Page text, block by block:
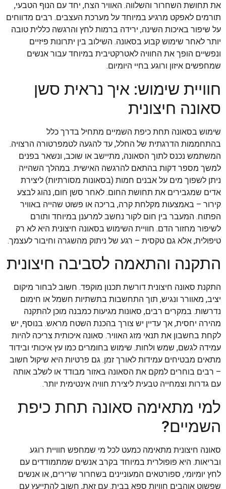
את תחושת השחרור והשלווה. האוויר הצח, יחד עם הנוף הטבעי,
תורמים לאפקט מרגיע במיוחד על מערכת העצבים. רבים מדווחים
על שיפור באיכות השינה, ירידה ברמות לחץ והרגשה כללית טובה
יותר לאחר שימוש קבוע בסאונה. השילוב בין יתרונות פיזיים
ונפשיים הופך את החוויה לאטרקטיבית במיוחד עבור אנשים
שמחפשים איזון ורוגע בחיי היומיום.
חוויית שימוש: איך נראית סשן
סאונה חיצונית
שימוש בסאונה תחת כיפת השמיים מתחיל בדרך כלל
בהתחממות הדרגתית של החלל, עד להגעה לטמפרטורה הרצויה.
המשתמש נכנס לתוך הסאונה, מתיישב או שוכב, ונשאר בפנים
למשך מספר דקות בהתאם להרגשה האישית. במהלך השהייה
ניתן לשפוך מים על אבנים חמות (בסאונות מסורתיות) ליצירת
אדים שמגבירים את תחושת החום. לאחר סשן חום, נהוג לבצע
קירור – באמצעות מקלחת קרה, בריכה או פשוט שהייה באוויר
הפתוח. המעבר בין חום לקור נחשב למרענן במיוחד ותורם
לשיפור מחזור הדם. חוויית השימוש בסאונה חיצונית היא לא רק
טיפולית, אלא גם טקסית – רגע של ניתוק מהשגרה וחיבור לעצמך.
התקנה והתאמה לסביבה חיצונית
התקנת סאונה חיצונית דורשת תכנון מוקפד. חשוב לבחור מיקום
יציב, מאוורר ונגיש, תוך התחשבות בתשתיות חשמל או חימום
נדרשות. במקרים רבים, סאונות מגיעות כמבנה מוכן להתקנה
מהירה יחסית, אך עדיין יש צורך בהכנת השטח מראש. בנוסף, יש
לקחת בחשבון את תנאי מזג האוויר. סאונה איכותית צריכה להיות
עמידה לגשם, שמש ולחות. שימוש בחומרים כמו עץ איכותי ובידוד
מתאים מבטיחים עמידות לאורך זמן. גם פרטיות היא שיקול חשוב
– רבים בוחרים למקם את הסאונה באזור מבודד או לשלב אותה
עם גדרות וצמחייה טבעית ליצירת חוויה אינטימית יותר.
למי מתאימה סאונה תחת כיפת
השמיים?
סאונה חיצונית מתאימה כמעט לכל מי שמחפש חוויית רוגע
ובריאות. היא פופולרית במיוחד בקרב אנשים שמתמודדים עם
לחץ יומיומי, ספורטאים המעוניינים בשחרור שרירים, או אנשים
שפשוט אוהבים חוויות ספא בבית. עם זאת, חשוב להתייעץ עם